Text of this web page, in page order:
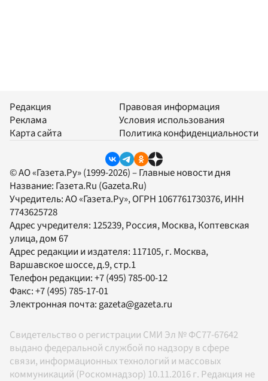
Редакция
Реклама
Карта сайта
Правовая информация
Условия использования
Политика конфиденциальности
© АО «Газета.Ру» (1999-2026) – Главные новости дня
Название: Газета.Ru (Gazeta.Ru)
Учредитель:АО «Газета.Ру», ОГРН 1067761730376, ИНН
7743625728
Адрес учредителя: 125239, Россия, Москва, Коптевская
улица, дом 67
Адрес редакции и издателя: 117105, г. Москва,
Варшавское шоссе, д.9, стр.1
Телефон редакции:+7 (495) 785-00-12
Факс:+7 (495) 785-17-01
Электронная почта:gazeta@gazeta.ru
Свидетельство о регистрации СМИ Эл № ФС77-67642
выдано федеральной службой по надзору в сфере
связи, информационных технологий и массовых
коммуникаций (Роскомнадзор) 10.11.2016 г. Редакция не